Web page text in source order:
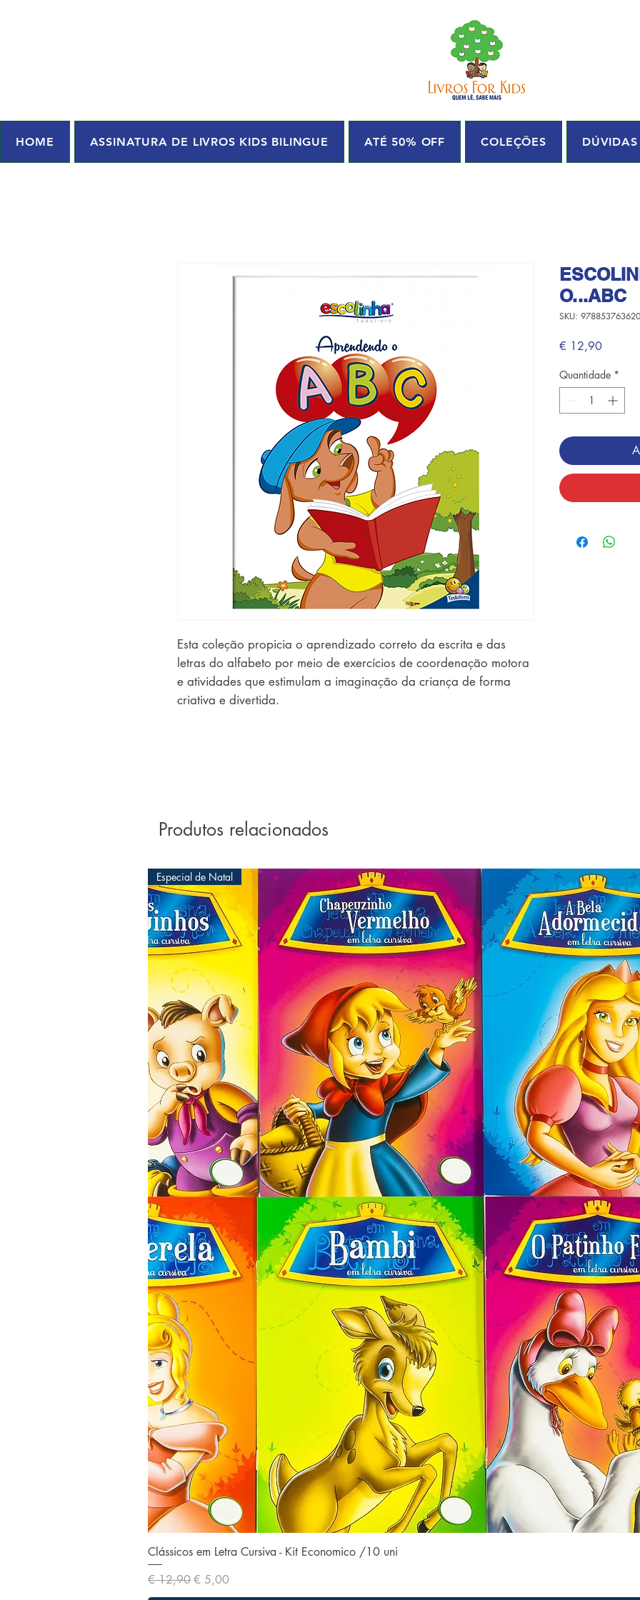
HOME ASSINATURA DE LIVROS KIDS BILINGUE ATÉ 50% OFF COLEÇÕES DÚVIDAS
Esta coleção propicia o aprendizado correto da escrita e das
letras do alfabeto por meio de exercícios de coordenação motora
e atividades que estimulam a imaginação da criança de forma
criativa e divertida.
O...ABC
SKU:
€ 12,90Preço
Quantidade *
Produtos relacionados
Especial de Natal
Clássicos em Letra Cursiva - Kit Economico /10 uni
Preço normal
€ 12,90Preço promocional
€ 5,00